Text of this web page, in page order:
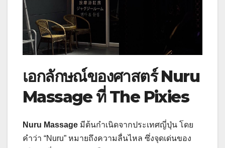
เอกลักษณ์ของศาสตร์ Nuru
Massage ที่ The Pixies
Nuru Massage มีต้นกำเนิดจากประเทศญี่ปุ่น โดย
คำว่า “Nuru” หมายถึงความลื่นไหล ซึ่งจุดเด่นของ